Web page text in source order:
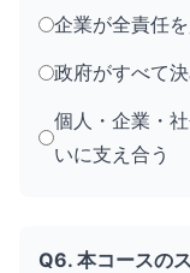
企業が全責任
政府がすべて
個人・企業・
いに支え合う
Q6. 本コースの